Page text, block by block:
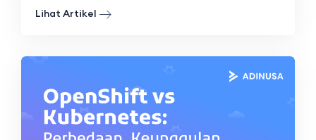
Lihat Artikel